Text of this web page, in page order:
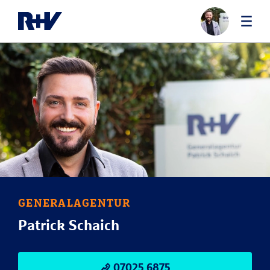
GENERALAGENTUR
Patrick Schaich
07025 6875